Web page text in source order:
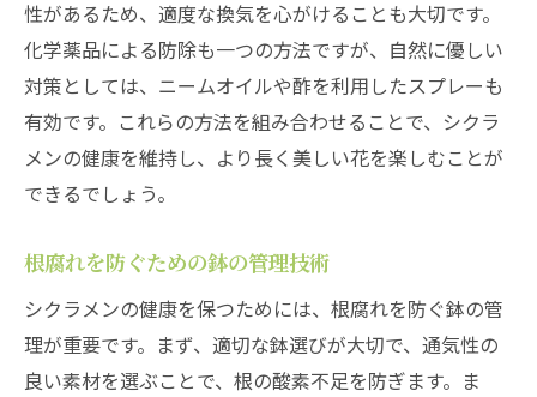
性があるため、適度な換気を心がけることも大切です。
化学薬品による防除も一つの方法ですが、自然に優しい
対策としては、ニームオイルや酢を利用したスプレーも
有効です。これらの方法を組み合わせることで、シクラ
メンの健康を維持し、より長く美しい花を楽しむことが
できるでしょう。
根腐れを防ぐための鉢の管理技術
シクラメンの健康を保つためには、根腐れを防ぐ鉢の管
理が重要です。まず、適切な鉢選びが大切で、通気性の
良い素材を選ぶことで、根の酸素不足を防ぎます。ま